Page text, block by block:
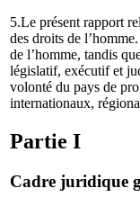
5.Le présent rapport
des droits de
de l’homme, tandis
législatif, exécutif et
volonté du pays de
internationaux,
Partie I
Cadre juridique